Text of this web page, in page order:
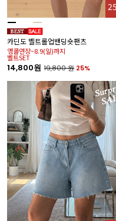
카딘도 벨트롤업밴딩숏팬츠
앵콜연장~8.9(일)까지
벨트SET
14,800원 19,800원 25%